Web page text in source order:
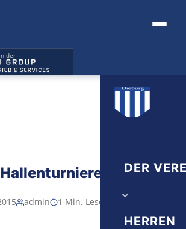
der
DER
Vorstand
HERREN
2016
admin 1 Min. Lesezeit